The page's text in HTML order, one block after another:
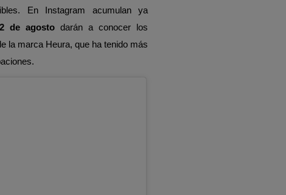
En Instagram acumulan ya
de agosto darán a conocer los
la marca Heura, que ha tenido más